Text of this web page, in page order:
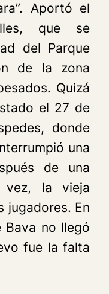
Aportó el
que se
del Parque
de la zona
Quizá
el 27 de
donde
una
de una
vez, la vieja
jugadores. En
Bava no llegó
fue la falta